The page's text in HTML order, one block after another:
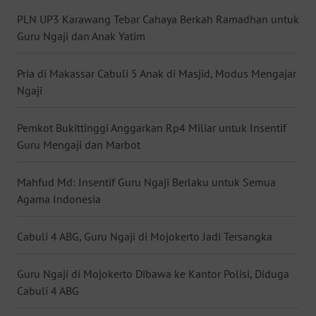
PLN UP3 Karawang Tebar Cahaya Berkah Ramadhan untuk
Guru Ngaji dan Anak Yatim
Pria di Makassar Cabuli 5 Anak di Masjid, Modus Mengajar
Ngaji
Pemkot Bukittinggi Anggarkan Rp4 Miliar untuk Insentif
Guru Mengaji dan Marbot
Mahfud Md: Insentif Guru Ngaji Berlaku untuk Semua
Agama Indonesia
Cabuli 4 ABG, Guru Ngaji di Mojokerto Jadi Tersangka
Guru Ngaji di Mojokerto Dibawa ke Kantor Polisi, Diduga
Cabuli 4 ABG
WN
BABEL
WN
SUMBAR
WN
SUMSEL
WN
LAMPUNG
WN
JATENG